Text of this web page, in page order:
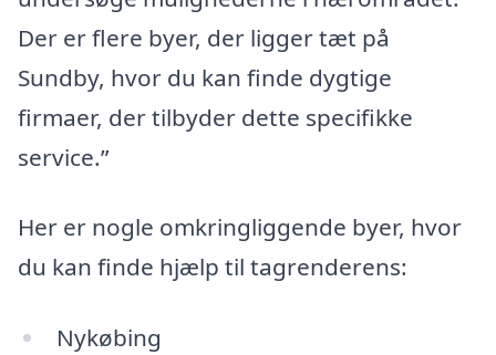
Der er flere byer, der ligger tæt på
Sundby, hvor du kan finde dygtige
firmaer, der tilbyder dette specifikke
service.”
Her er nogle omkringliggende byer, hvor
du kan finde hjælp til tagrenderens:
Nykøbing